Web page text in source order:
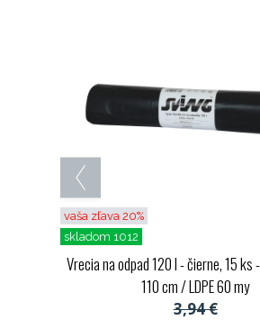
vaša zľava 20%
skladom 1012
Vrecia na odpad 120 l - čierne, 15 ks
110 cm / LDPE 60 my
3,94 €